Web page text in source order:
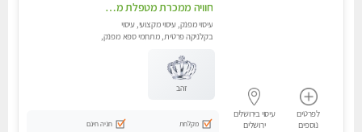
לפרטים
נוספים
עיסוי בירושלים
ירושלים
חוויה ממכרת מטפלת מהממת לעיסוי טנטרי המשלב בתוכו טכניקות רבות מעולם המזרח.צימר עבר חיטוי
עיסוי מפנק, עיסוי מקצועי, עיסוי
בקלניקה פרטית, מתחמי ספא מפנק,
זהב
מקלחת
חניה חינם